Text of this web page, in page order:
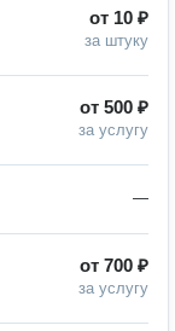
от 10 ₽
за штуку
от 500 ₽
за услугу
—
от 700 ₽
за услугу